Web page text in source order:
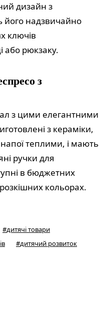
дизайн з
надзвичайно
ключів
або рюкзаку.
з
з цими елегантними
з кераміки,
теплими, і мають
ручки для
в бюджетних
кольорах.
#дитячі товари
#дитячий розвиток